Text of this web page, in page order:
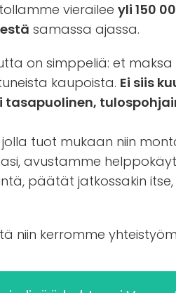
vieraileeyli 150
samassa ajassa.
on simppeliä: et
kaupoista. Ei siis
tuot mukaan niin
avustamme
päätät jatkossakin
niin kerromme